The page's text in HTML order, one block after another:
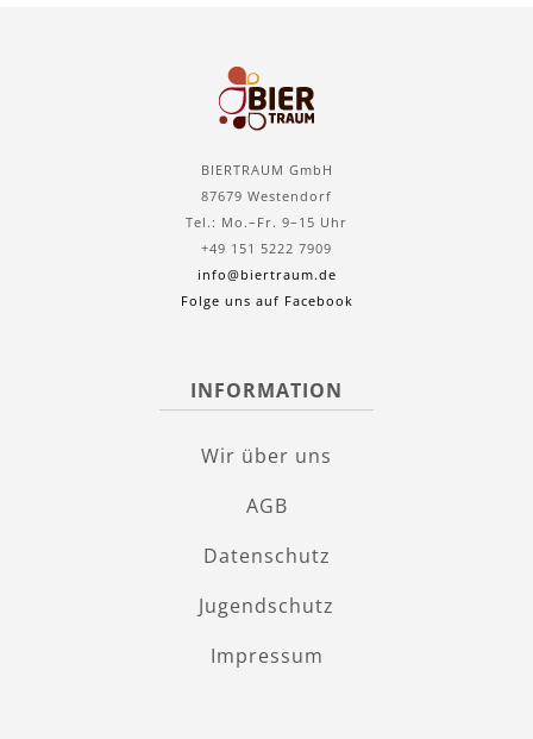
BIERTRAUM GmbH
87679 Westendorf
Tel.: Mo.–Fr. 9–15 Uhr
+49 151 5222 7909
info@biertraum.de
Folge uns auf Facebook
INFORMATION
Wir über uns
AGB
Datenschutz
Jugendschutz
Impressum